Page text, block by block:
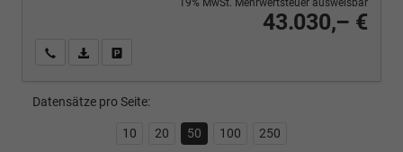
43.030,– €
19% MwSt. Mehrwertsteuer ausweisbar
Wir rufen Sie anPDF-Fahrzeugexposé drucken
Datensätze pro Seite:
10 20 50 100 250